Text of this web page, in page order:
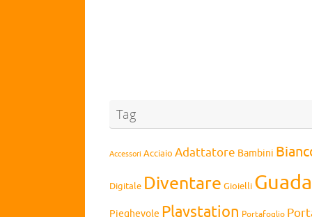
Tag
Accessori Acciaio Adattatore Bambini
Digitale Diventare Gioielli
Pieghevole Playstation Portafoglio